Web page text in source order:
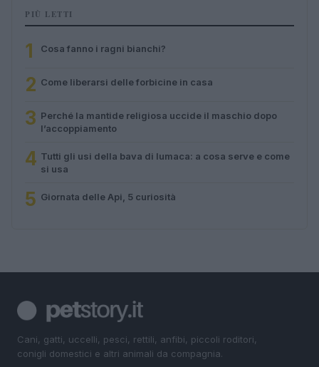
PIÙ LETTI
1 Cosa fanno i ragni bianchi?
2 Come liberarsi delle forbicine in casa
3 Perché la mantide religiosa uccide il maschio dopo
l’accoppiamento
4 Tutti gli usi della bava di lumaca: a cosa serve e come
si usa
5 Giornata delle Api, 5 curiosità
Cani, gatti, uccelli, pesci, rettili, anfibi, piccoli roditori,
conigli domestici e altri animali da compagnia.